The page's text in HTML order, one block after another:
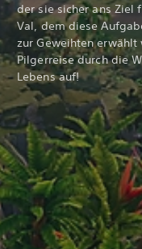
der sie sicher ans Ziel
Val, dem diese
zur Geweihten
Pilgerreise durch die
Lebens auf!